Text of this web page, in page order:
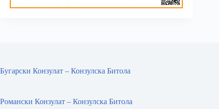
Бугарски Конзулат – Конзулска Битола
Романски Конзулат – Конзулска Битола